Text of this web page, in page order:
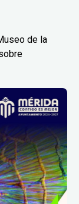
de la